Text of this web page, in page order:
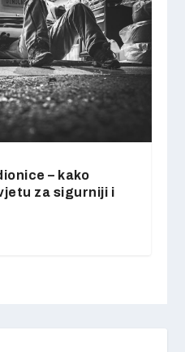
– kako
za sigurniji i